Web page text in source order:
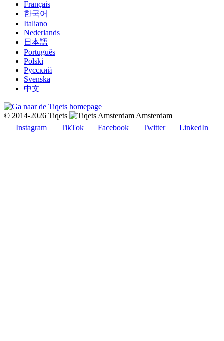
Français
한국어
Italiano
Nederlands
日本語
Português
Polski
Русский
Svenska
中文
© 2014-2026 Tiqets
Amsterdam
Instagram
TikTok Facebook Twitter LinkedIn